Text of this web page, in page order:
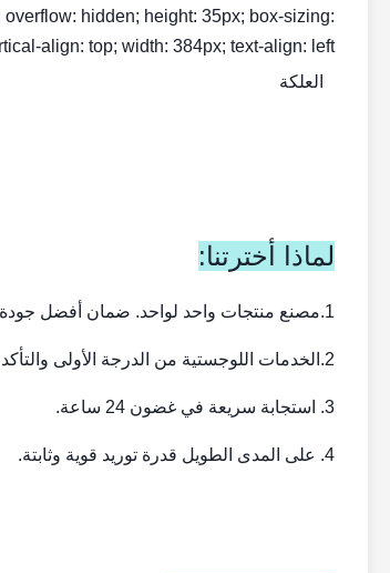
hidden; height: 35px; box-sizing:
align: top; width: 384px; text-align: left;">
العلكة
لماذا أخترتنا:
1. مصنع منتجات واحد لواحد. ضمان أفضل جودة
2. الخدمات اللوجستية من الدرجة الأولى
3. استجابة سريعة في غضون 24 ساعة.
4. على المدى الطويل قدرة توريد قوية وثابتة.